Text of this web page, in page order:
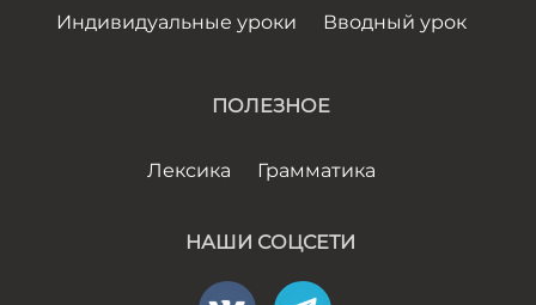
Индивидуальные уроки Вводный урок
ПОЛЕЗНОЕ
Лексика Грамматика
НАШИ СОЦСЕТИ